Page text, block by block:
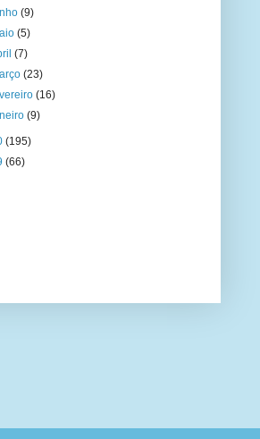
(9)
(5)
(7)
(23)
(16)
(9)
(195)
(66)